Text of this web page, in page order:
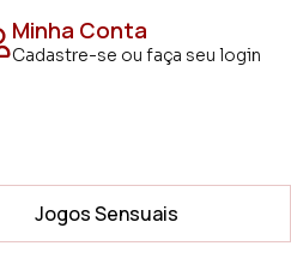
Minha Conta
Cadastre-se ou faça seu login
Jogos Sensuais